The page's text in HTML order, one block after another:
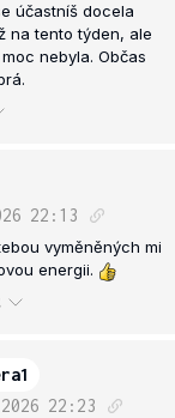
účastníš docela
na tento týden, ale
nebyla. Občas
22:13
vyměněných mi
energii.
22:23